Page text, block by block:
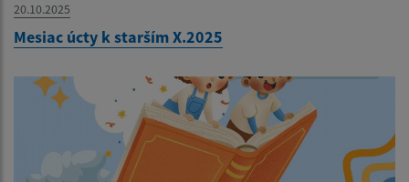
20.10.2025
Mesiac úcty k starším X.2025